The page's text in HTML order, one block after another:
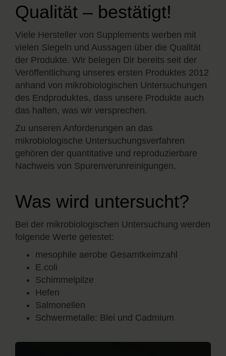
Qualität – bestätigt!
Viele Hersteller von Supplements werben mit
vielen Siegeln und Aussagen über die Qualität
der Produkte. Wir belegen Dir bereits seit der
Veröffentlichung unseres ersten Produktes 2012
anhand von mikrobiologischen Untersuchungen
des Endproduktes, dass unsere Produkte auch
das halten, was wir versprechen.
Zu unseren Anforderungen an das
mikrobiologische Untersuchungsverfahren
gehören der quantitative und reproduzierbare
Nachweis von Spurenverunreinigungen.
Was wird untersucht?
Bei der mikrobiologischen Untersuchung werden
folgende Werte getestet:
mesophile aerobe Gesamtkeimzahl
E.coli
Schimmelpilze
Hefen
Salmonellen
Schwermetalle: Blei und Cadmium